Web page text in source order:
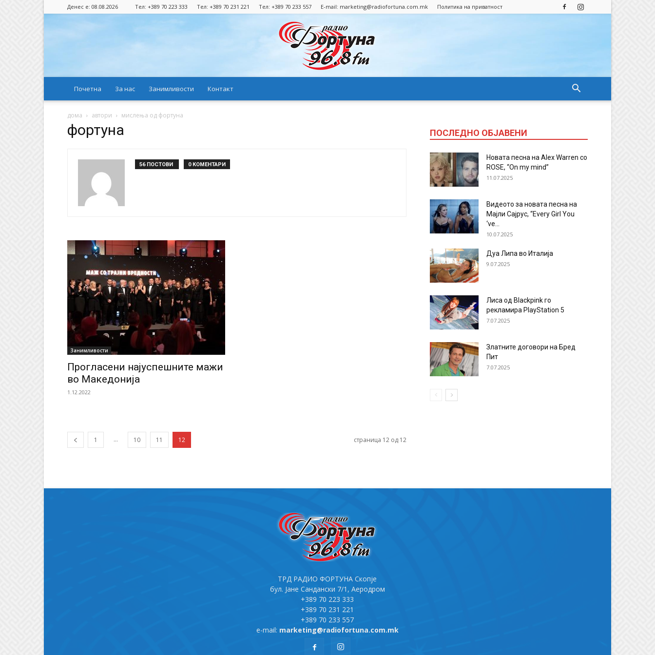
Денес е: 08.08.2026 Тел: +389 70 223 333 Тел: +389 70 231 221 Тел: +389 70 233 557 E-mail: marketing@radiofortuna.com.mk Политика на приватност
Радио
Почетна За нас Занимливости Контакт
дома автори мислења од фортуна
фортуна
56 ПОСТОВИ 0 КОМЕНТАРИ
Занимливости
Прогласени најуспешните мажи
во Македонија
1.12.2022
1 ... 10 11 12 страница 12 од 12
ПОСЛЕДНО ОБЈАВЕНИ
Новата песна на Alex Warren со
ROSE, “On my mind”
11.07.2025
Видеото за новата песна на
Мајли Сајрус, “Every Girl You
‘ve...
10.07.2025
Дуа Липа во Италија
9.07.2025
Лиса од Blackpink го
рекламира PlayStation 5
7.07.2025
Златните договори на Бред
Пит
7.07.2025
ТРД РАДИО ФОРТУНА Скопје
бул. Јане Сандански 7/1, Аеродром
+389 70 223 333
+389 70 231 221
+389 70 233 557
e-mail: marketing@radiofortuna.com.mk